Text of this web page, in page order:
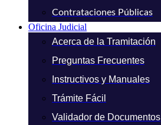
Contrataciones Públicas
Oficina Judicial
Acerca de la Tramitación
Preguntas Frecuentes
Instructivos y Manuales
Trámite Fácil
Validador de Documentos